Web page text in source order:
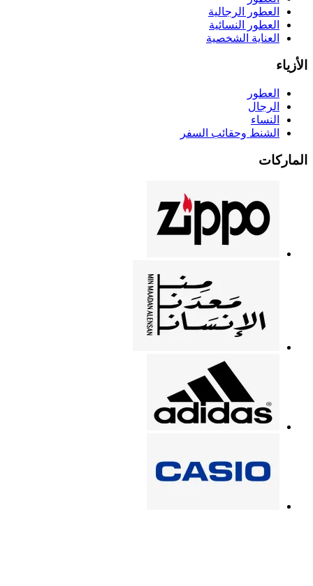
العطور الرجالية
العطور النسائية
العناية الشخصية
الأزياء
العطور
الرجال
النساء
الشنط وحقائب السفر
الماركات